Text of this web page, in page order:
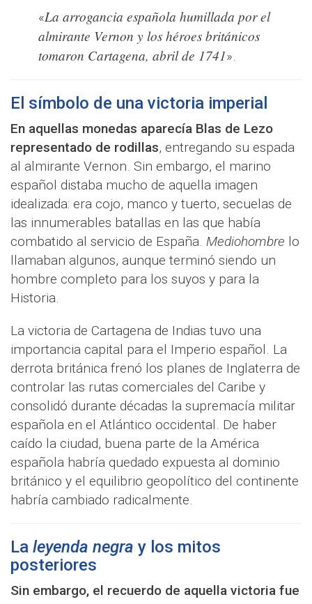
«La arrogancia española humillada por el
almirante Vernon y los héroes británicos
tomaron Cartagena, abril de 1741».
El símbolo de una victoria imperial
En aquellas monedas aparecía Blas de Lezo
representado de rodillas, entregando su espada
al almirante Vernon. Sin embargo, el marino
español distaba mucho de aquella imagen
idealizada: era cojo, manco y tuerto, secuelas de
las innumerables batallas en las que había
combatido al servicio de España. Mediohombre lo
llamaban algunos, aunque terminó siendo un
hombre completo para los suyos y para la
Historia.
La victoria de Cartagena de Indias tuvo una
importancia capital para el Imperio español. La
derrota británica frenó los planes de Inglaterra de
controlar las rutas comerciales del Caribe y
consolidó durante décadas la supremacía militar
española en el Atlántico occidental. De haber
caído la ciudad, buena parte de la América
española habría quedado expuesta al dominio
británico y el equilibrio geopolítico del continente
habría cambiado radicalmente.
La leyenda negra y los mitos
posteriores
Sin embargo, el recuerdo de aquella victoria fue